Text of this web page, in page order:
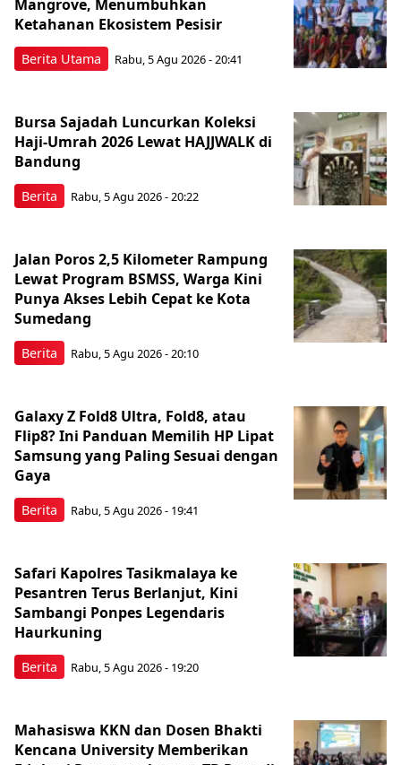
Berita Utama
Mangrove, Menumbuhkan
Ketahanan Ekosistem Pesisir
Rabu, 5 Agu 2026 - 20:41
Berita
Bursa Sajadah Luncurkan Koleksi
Haji-Umrah 2026 Lewat HAJJWALK di
Bandung
Rabu, 5 Agu 2026 - 20:22
Berita
Jalan Poros 2,5 Kilometer Rampung
Lewat Program BSMSS, Warga Kini
Punya Akses Lebih Cepat ke Kota
Sumedang
Rabu, 5 Agu 2026 - 20:10
Berita
Galaxy Z Fold8 Ultra, Fold8, atau
Flip8? Ini Panduan Memilih HP Lipat
Samsung yang Paling Sesuai dengan
Gaya
Rabu, 5 Agu 2026 - 19:41
Berita
Safari Kapolres Tasikmalaya ke
Pesantren Terus Berlanjut, Kini
Sambangi Ponpes Legendaris
Haurkuning
Rabu, 5 Agu 2026 - 19:20
Mahasiswa KKN dan Dosen Bhakti
Kencana University Memberikan